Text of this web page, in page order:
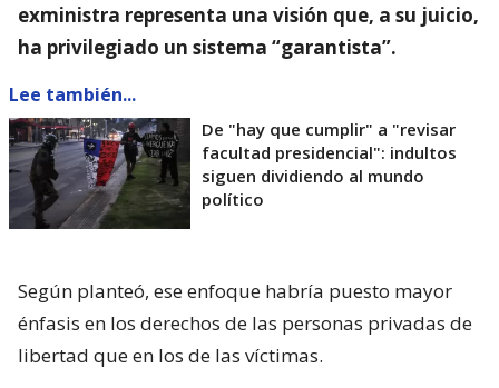
exministra representa una visión que, a su juicio,
ha privilegiado un sistema “garantista”.
Lee también...
De "hay que cumplir" a "revisar
facultad presidencial": indultos
siguen dividiendo al mundo
político
Según planteó, ese enfoque habría puesto mayor
énfasis en los derechos de las personas privadas de
libertad que en los de las víctimas.